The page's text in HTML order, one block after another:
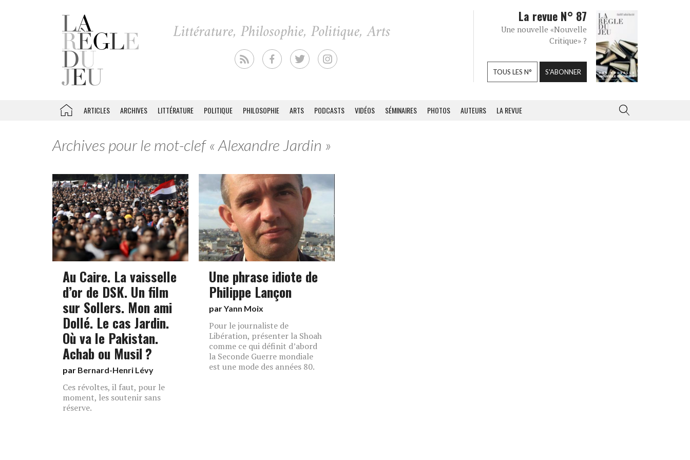
La revue N° 87
Une nouvelle «Nouvelle
Critique» ?
TOUS LES N° S'ABONNER
ARTICLES ARCHIVES LITTÉRATURE POLITIQUE PHILOSOPHIE ARTS PODCASTS VIDÉOS SÉMINAIRES PHOTOS AUTEURS LA REVUE
Archives pour le mot-clef « Alexandre Jardin »
Au Caire. La vaisselle
d’or de DSK. Un film
sur Sollers. Mon ami
Dollé. Le cas Jardin.
Où va le Pakistan.
Achab ou Musil ?
par Bernard-Henri Lévy
Ces révoltes, il faut, pour le
moment, les soutenir sans
réserve.
Une phrase idiote de
Philippe Lançon
parYann Moix
Pour le journaliste de
Libération, présenter la Shoah
comme ce qui définit d’abord
la Seconde Guerre mondiale
est une mode des années 80.